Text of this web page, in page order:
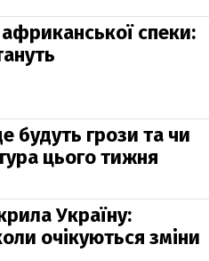
африканської спеки:
будуть грози та чи
цього тижня
Україну:
очікуються зміни